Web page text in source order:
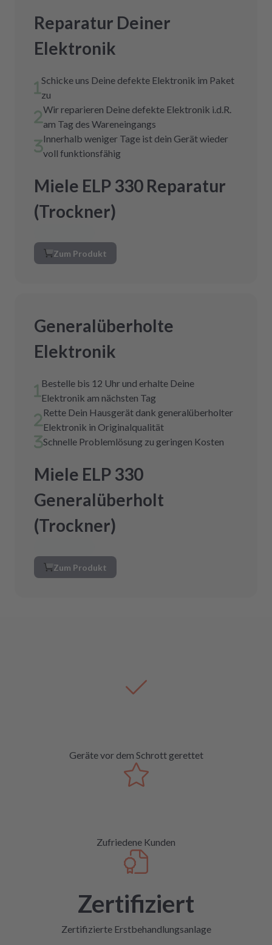
Reparatur Deiner
Elektronik
Schicke uns Deine defekte Elektronik im Paket
zu
Wir reparieren Deine defekte Elektronik i.d.R.
am Tag des Wareneingangs
Innerhalb weniger Tage ist dein Gerät wieder
voll funktionsfähig
Miele ELP 330 Reparatur
(Trockner)
Zum Produkt
Generalüberholte
Elektronik
Bestelle bis 12 Uhr und erhalte Deine
Elektronik am nächsten Tag
Rette Dein Hausgerät dank generalüberholter
Elektronik in Originalqualität
Schnelle Problemlösung zu geringen Kosten
Miele ELP 330
Generalüberholt
(Trockner)
Zum Produkt
Geräte vor dem Schrott gerettet
Zufriedene Kunden
Zertifiziert
Zertifizierte Erstbehandlungsanlage